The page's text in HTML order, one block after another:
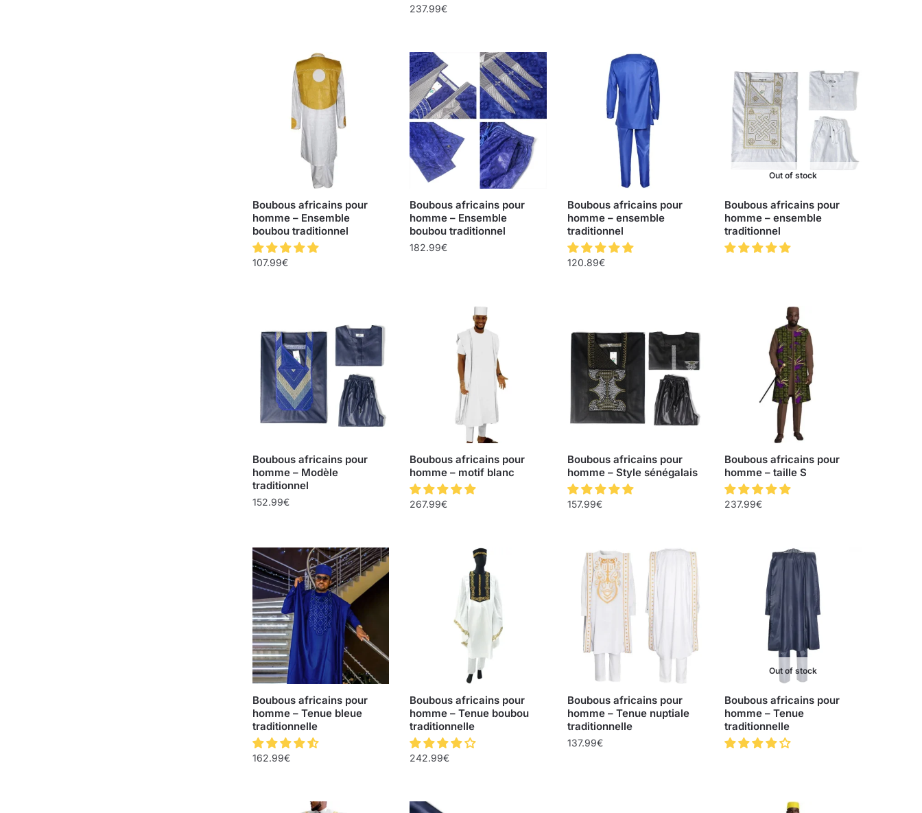
237.99€
Boubous africains pour
homme – Ensemble
boubou traditionnel
107.99€
Boubous africains pour
homme – Ensemble
boubou traditionnel
182.99€
Boubous africains pour
homme – ensemble
traditionnel
120.89€
Out of stock
Boubous africains pour
homme – ensemble
traditionnel
Boubous africains pour
homme – Modèle
traditionnel
152.99€
Boubous africains pour
homme – motif blanc
267.99€
Boubous africains pour
homme – Style sénégalais
157.99€
Boubous africains pour
homme – taille S
237.99€
Boubous africains pour
homme – Tenue bleue
traditionnelle
162.99€
Boubous africains pour
homme – Tenue boubou
traditionnelle
242.99€
Boubous africains pour
homme – Tenue nuptiale
traditionnelle
137.99€
Out of stock
Boubous africains pour
homme – Tenue
traditionnelle